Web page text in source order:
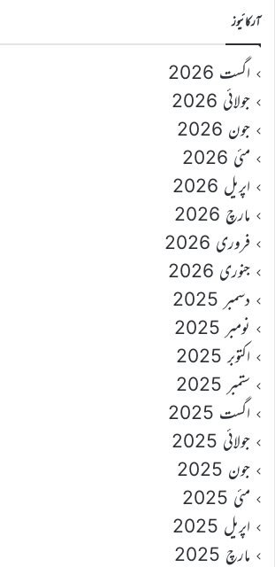
آرکائیوز
اگست 2026
جولائی 2026
جون 2026
مئی 2026
اپریل 2026
مارچ 2026
فروری 2026
جنوری 2026
دسمبر 2025
نومبر 2025
اکتوبر 2025
ستمبر 2025
اگست 2025
جولائی 2025
جون 2025
مئی 2025
اپریل 2025
مارچ 2025